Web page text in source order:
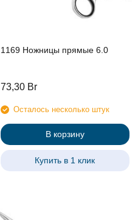
1169 Ножницы прямые 6.0
73,30 Br
Осталось несколько штук
В корзину
Купить в 1 клик